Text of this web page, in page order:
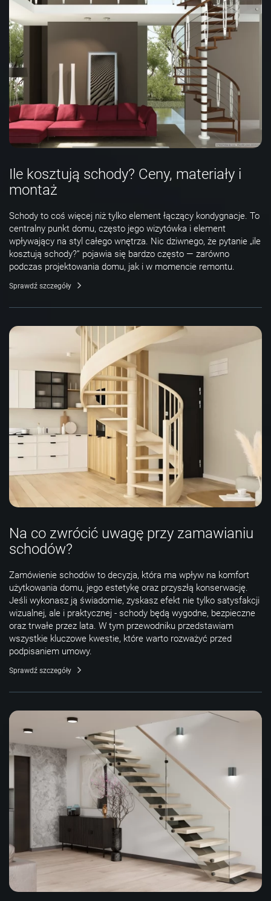
Ile kosztują schody? Ceny, materiały i
montaż
Schody to coś więcej niż tylko element łączący kondygnacje. To
centralny punkt domu, często jego wizytówka i element
wpływający na styl całego wnętrza. Nic dziwnego, że pytanie „ile
kosztują schody?” pojawia się bardzo często — zarówno
podczas projektowania domu, jak i w momencie remontu.
Sprawdź szczegóły
Na co zwrócić uwagę przy zamawianiu
schodów?
Zamówienie schodów to decyzja, która ma wpływ na komfort
użytkowania domu, jego estetykę oraz przyszłą konserwację.
Jeśli wykonasz ją świadomie, zyskasz efekt nie tylko satysfakcji
wizualnej, ale i praktycznej - schody będą wygodne, bezpieczne
oraz trwałe przez lata. W tym przewodniku przedstawiam
wszystkie kluczowe kwestie, które warto rozważyć przed
podpisaniem umowy.
Sprawdź szczegóły